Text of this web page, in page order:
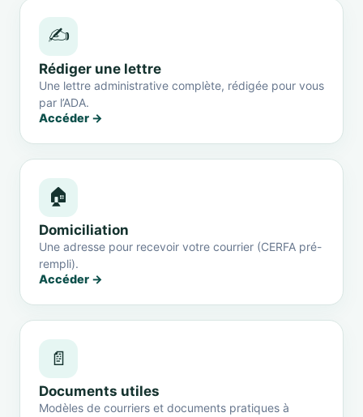
✍️
Rédiger une lettre
Une lettre administrative complète, rédigée pour vous
par l’ADA.
Accéder →
🏠
Domiciliation
Une adresse pour recevoir votre courrier (CERFA pré-
rempli).
Accéder →
📄
Documents utiles
Modèles de courriers et documents pratiques à